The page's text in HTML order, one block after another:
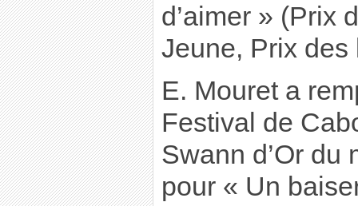
d’aimer » (Prix
Jeune, Prix des
E. Mouret a
Festival de
Swann d’Or du
pour « Un